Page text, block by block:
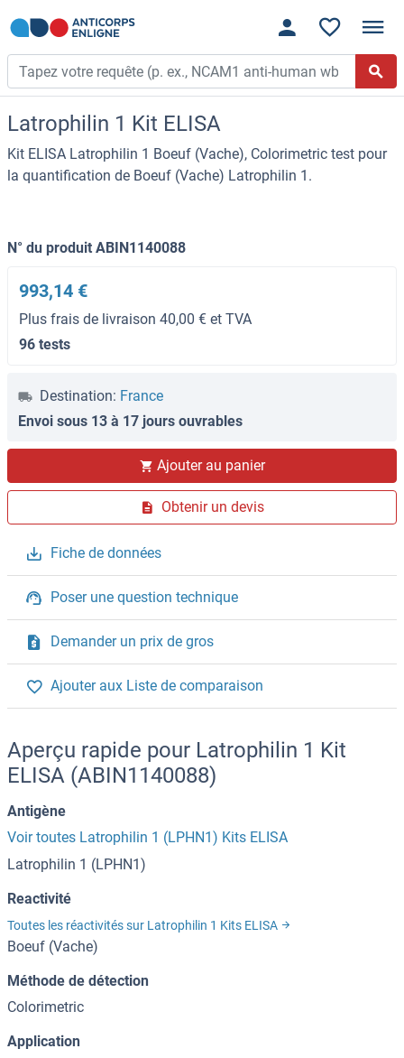
Latrophilin 1 Kit ELISA
Kit ELISA Latrophilin 1 Boeuf (Vache), Colorimetric test pour
la quantification de Boeuf (Vache) Latrophilin 1.
N° du produit ABIN1140088
993,14 €
Plus frais de livraison 40,00 € et TVA
96 tests
Destination: France
Envoi sous 13 à 17 jours ouvrables
Ajouter au panier
Obtenir un devis
Fiche de données
Poser une question technique
Demander un prix de gros
Ajouter aux Liste de comparaison
Aperçu rapide pour Latrophilin 1 Kit
ELISA (ABIN1140088)
Antigène
Voir toutes Latrophilin 1 (LPHN1) Kits ELISA
Latrophilin 1 (LPHN1)
Reactivité
Toutes les réactivités sur Latrophilin 1 Kits ELISA
Boeuf (Vache)
Méthode de détection
Colorimetric
Application